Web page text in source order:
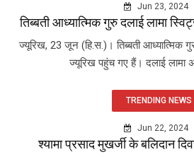
Jun 23, 2024
तिब्बती आध्यात्मिक गुरु दलाई लामा
ज्यूरिख, 23 जून (हि.स.)। तिब्बती आध्यात्मिक
ज्यूरिख पहुंच गए हैं। दलाई लामा
TRENDING NEWS
Jun 22, 2024
श्यामा प्रसाद मुखर्जी के बलिदान